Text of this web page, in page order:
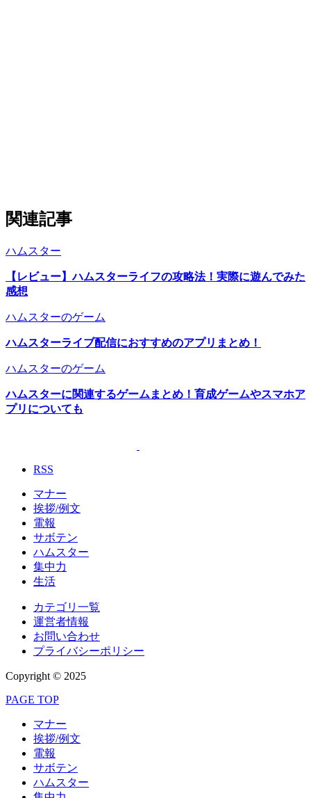
関連記事
ハムスター
【レビュー】ハムスターライフの攻略法！実際に遊んでみた
感想
ハムスターのゲーム
ハムスターライブ配信におすすめのアプリまとめ！
ハムスターのゲーム
ハムスターに関連するゲームまとめ！育成ゲームやスマホア
プリについても
RSS
マナー
挨拶/例文
電報
サボテン
ハムスター
集中力
生活
カテゴリ一覧
運営者情報
お問い合わせ
プライバシーポリシー
Copyright © 2025
PAGE TOP
マナー
挨拶/例文
電報
サボテン
ハムスター